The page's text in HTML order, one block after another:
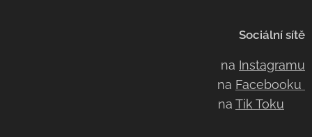
Sociální sítě
na Instagramu
na Facebooku
na Tik Toku